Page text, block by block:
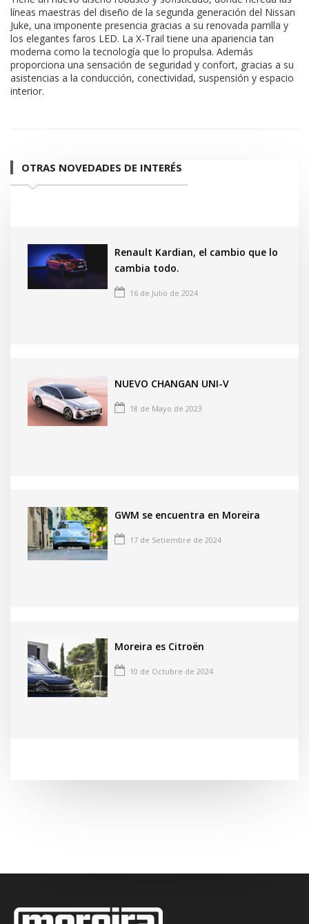
líneas maestras del diseño de la segunda generación del Nissan
Juke, una imponente presencia gracias a su renovada parrilla y
los elegantes faros LED. La X-Trail tiene una apariencia tan
moderna como la tecnología que lo propulsa. Además
proporciona una sensación de seguridad y confort, gracias a su
asistencias a la conducción, conectividad, suspensión y espacio
interior.
OTRAS NOVEDADES DE INTERÉS
Renault Kardian, el cambio que lo
cambia todo.
16 de Julio de 2024
NUEVO CHANGAN UNI-V
18 de Mayo de 2023
GWM se encuentra en Moreira
17 de Setiembre de 2024
Moreira es Citroën
10 de Octubre de 2024